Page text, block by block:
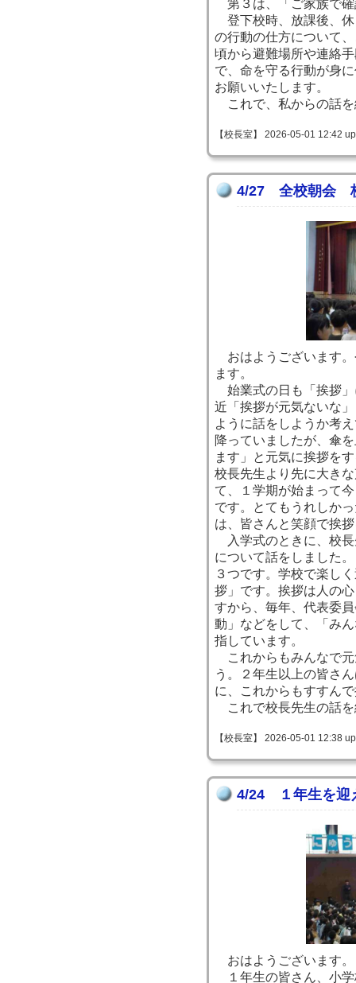
第３は、「ご家族で確
登下校時、放課後、休
の行動の仕方について
頃から避難場所や連絡
で、命を守る行動が身
お願いいたします。
これで、私からの話
【校長室】 2026-05-01 12:42
4/27 全校朝会
おはようございます。
ます。
始業式の日も「挨拶」
近「挨拶が元気ないな
ように話をしようか考
降っていましたが、傘
ます」と元気に挨拶を
校長先生より先に大き
て、１学期が始まって
です。とてもうれしか
は、皆さんと笑顔で挨
入学式のときに、校長
について話をしました
３つです。学校で楽し
拶」です。挨拶は人の
すから、毎年、代表委
動」などをして、「み
指しています。
これからもみんなで元
う。２年生以上の皆さ
に、これからもすすん
これで校長先生の話
【校長室】 2026-05-01 12:38
4/24 １年生を迎
おはようございます。
１年生の皆さん、小学